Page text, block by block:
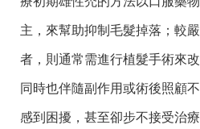
主，來幫助抑制毛髮掉落；較
者，則通常需進行植髮手術來
同時也伴隨副作用或術後照顧
感到困擾，甚至卻步不接受治療